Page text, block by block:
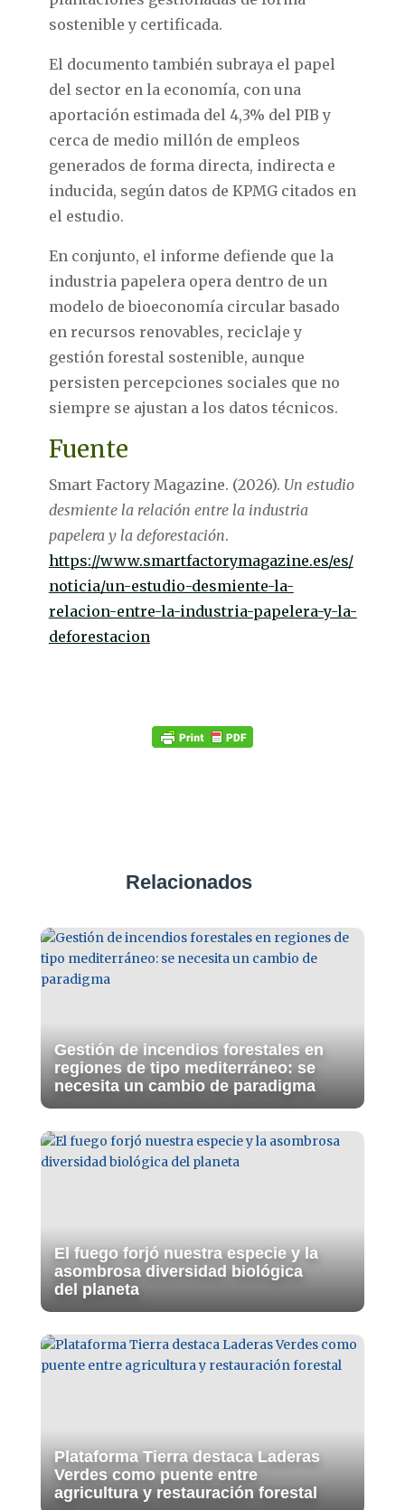
sostenible y certificada.
El documento también subraya el papel
del sector en la economía, con una
aportación estimada del 4,3% del PIB y
cerca de medio millón de empleos
generados de forma directa, indirecta e
inducida, según datos de KPMG citados en
el estudio.
En conjunto, el informe defiende que la
industria papelera opera dentro de un
modelo de bioeconomía circular basado
en recursos renovables, reciclaje y
gestión forestal sostenible, aunque
persisten percepciones sociales que no
siempre se ajustan a los datos técnicos.
Fuente
Smart Factory Magazine. (2026). Un estudio
desmiente la relación entre la industria
papelera y la deforestación.
https://www.smartfactorymagazine.es/es/
noticia/un-estudio-desmiente-la-
relacion-entre-la-industria-papelera-y-la-
deforestacion
Relacionados
Gestión de incendios forestales en
regiones de tipo mediterráneo: se
necesita un cambio de paradigma
El fuego forjó nuestra especie y la
asombrosa diversidad biológica
del planeta
Plataforma Tierra destaca Laderas
Verdes como puente entre
agricultura y restauración forestal